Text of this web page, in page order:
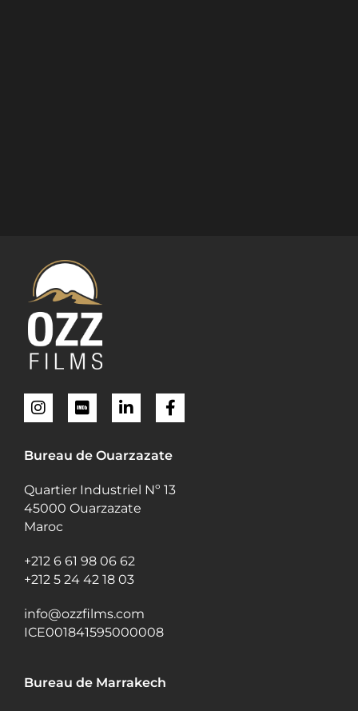
Bureau de Ouarzazate
Quartier Industriel Nº 13
45000 Ouarzazate
Maroc
+212 6 61 98 06 62
+212 5 24 42 18 03
info@ozzfilms.com
ICE001841595000008
Bureau de Marrakech